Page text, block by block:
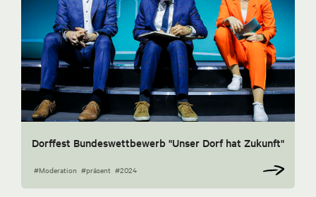
Dorffest Bundeswettbewerb "Unser Dorf hat Zukunft"
#Moderation #präsent #2024